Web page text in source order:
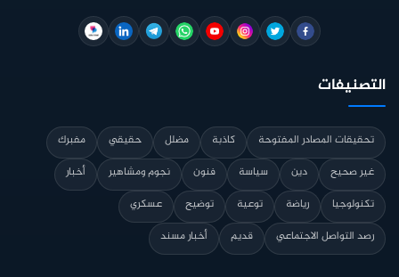
التصنيفات
تحقيقات المصادر المفتوحة كاذبة مضلل حقيقي
مفبرك
غير صحيح
دين سياسة فنون نجوم ومشاهير
أخبار
تكنولوجيا
رياضة توعية توضيح
عسكري
رصد التواصل الاجتماعي
قديم أخبار مسند